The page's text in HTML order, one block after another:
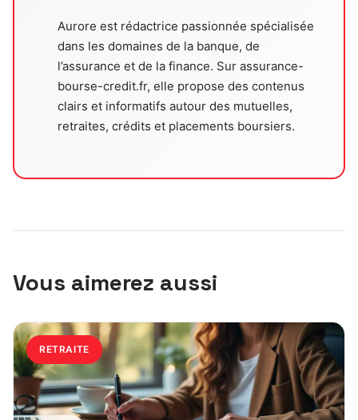
Aurore est rédactrice passionnée spécialisée
dans les domaines de la banque, de
l’assurance et de la finance. Sur assurance-
bourse-credit.fr, elle propose des contenus
clairs et informatifs autour des mutuelles,
retraites, crédits et placements boursiers.
Vous aimerez aussi
RETRAITE